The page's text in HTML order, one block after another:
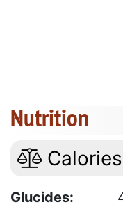
Nutrition
Glucides: